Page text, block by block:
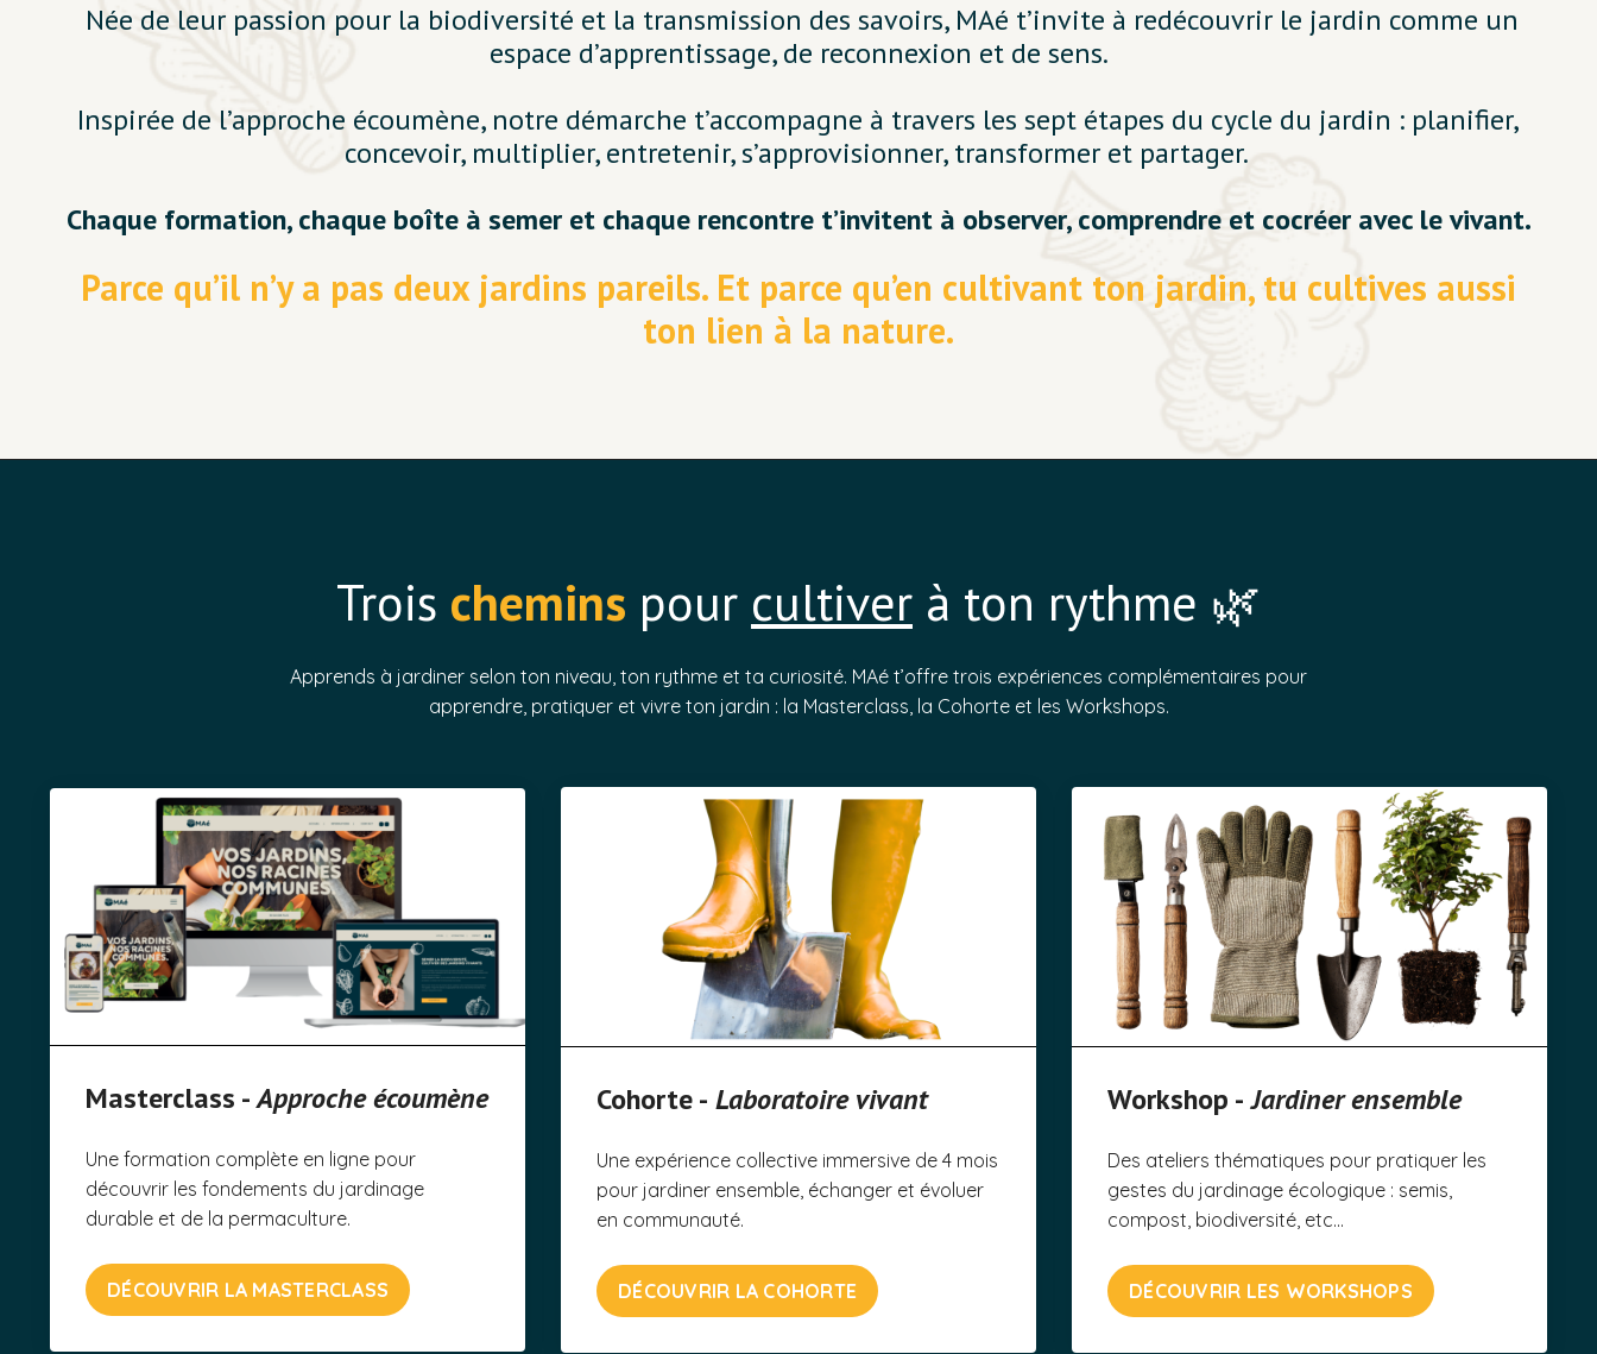
Née de leur passion pour la biodiversité et la transmission des savoirs, MAé t’invite à redécouvrir le jardin comme un
espace d’apprentissage, de reconnexion et de sens.
Inspirée de l’approche écoumène, notre démarche t’accompagne à travers les sept étapes du cycle du jardin : planifier,
concevoir, multiplier, entretenir, s’approvisionner, transformer et partager.
Chaque formation, chaque boîte à semer et chaque rencontre t’invitent à observer, comprendre et cocréer avec le vivant.
Parce qu’il n’y a pas deux jardins pareils. Et parce qu’en cultivant ton jardin, tu cultives aussi
ton lien à la nature.
Trois chemins pour cultiver à ton rythme 🌿
Apprends à jardiner selon ton niveau, ton rythme et ta curiosité. MAé t’offre trois expériences complémentaires pour
apprendre, pratiquer et vivre ton jardin : la Masterclass, la Cohorte et les Workshops.
Masterclass -Approche écoumène
Une formation complète en ligne pour
découvrir les fondements du jardinage
durable et de la permaculture.
DÉCOUVRIR LA MASTERCLASS
Cohorte - Laboratoire vivant
Une expérience collective immersive de 4 mois
pour jardiner ensemble, échanger et évoluer
en communauté.
DÉCOUVRIR LA COHORTE
Workshop -Jardiner ensemble
Des ateliers thématiques pour pratiquer les
gestes du jardinage écologique : semis,
compost, biodiversité, etc...
DÉCOUVRIR LES WORKSHOPS